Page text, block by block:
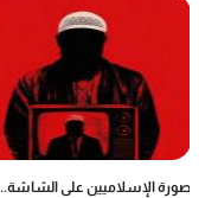
صورة الإسلاميين على الشاشة..